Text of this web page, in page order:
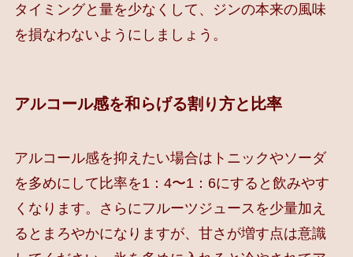
タイミングと量を少なくして、ジンの本来の風味
を損なわないようにしましょう。
アルコール感を和らげる割り方と比率
アルコール感を抑えたい場合はトニックやソーダ
を多めにして比率を1：4〜1：6にすると飲みやす
くなります。さらにフルーツジュースを少量加え
るとまろやかになりますが、甘さが増す点は意識